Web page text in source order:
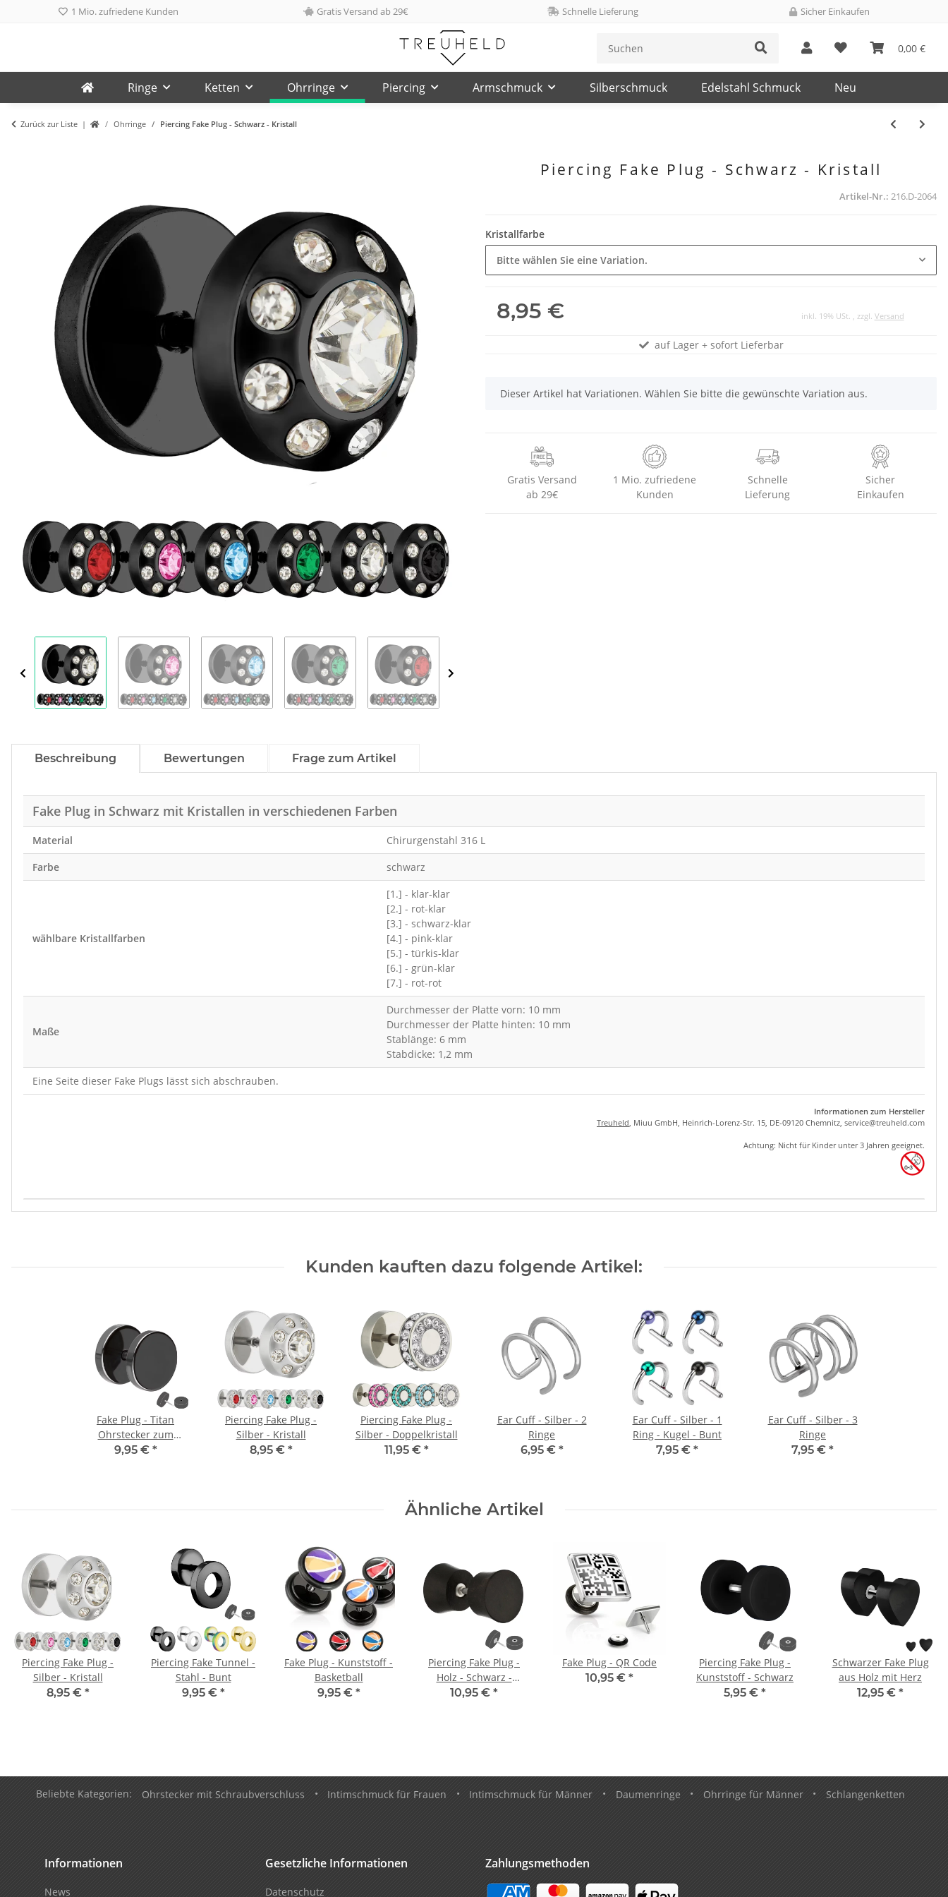
1 Mio. zufriedene Kunden Gratis Versand ab 29€ Schnelle Lieferung Sicher Einkaufen
0,00 €
Ringe Ketten Ohrringe Piercing Armschmuck Silberschmuck Edelstahl Schmuck Neu
Zurück zur Liste Ohrringe Piercing Fake Plug - Schwarz - Kristall
Piercing Fake Plug - Schwarz - Kristall
Artikel-Nr.: 216.D-2064
Kristallfarbe
Bitte wählen Sie eine Variation.
8,95 € inkl. 19% USt. , zzgl. Versand
auf Lager + sofort Lieferbar
x
Dieser Artikel hat Variationen. Wählen Sie bitte die gewünschte Variation aus.
Gratis Versand
ab 29€
1 Mio. zufriedene
Kunden
Schnelle
Lieferung
Sicher
Einkaufen
Beschreibung Bewertungen Frage zum Artikel
Fake Plug in Schwarz mit Kristallen in verschiedenen Farben
Material
Chirurgenstahl 316 L
Farbe
schwarz
wählbare Kristallfarben
[1.] - klar-klar
[2.] - rot-klar
[3.] - schwarz-klar
[4.] - pink-klar
[5.] - türkis-klar
[6.] - grün-klar
[7.] - rot-rot
Maße
Durchmesser der Platte vorn: 10 mm
Durchmesser der Platte hinten: 10 mm
Stablänge: 6 mm
Stabdicke: 1,2 mm
Eine Seite dieser Fake Plugs lässt sich abschrauben.
Informationen zum Hersteller
Treuheld, Miuu GmbH, Heinrich-Lorenz-Str. 15, DE-09120 Chemnitz, service@treuheld.com
Achtung: Nicht für Kinder unter 3 Jahren geeignet.
Produkteigenschaft
Wert
Kunden kauften dazu folgende Artikel:
Fake Plug - Titan
Ohrstecker zum
Schrauben - Schwarz
9,95 € *
Piercing Fake Plug -
Silber - Kristall
8,95 € *
Piercing Fake Plug -
Silber - Doppelkristall
11,95 € *
Ear Cuff - Silber - 2
Ringe
6,95 € *
Ear Cuff - Silber - 1
Ring - Kugel - Bunt
7,95 € *
Ear Cuff - Silber - 3
Ringe
7,95 € *
Ähnliche Artikel
Piercing Fake Plug -
Silber - Kristall
8,95 € *
Piercing Fake Tunnel -
Stahl - Bunt
9,95 € *
Fake Plug - Kunststoff -
Basketball
9,95 € *
Piercing Fake Plug -
Holz - Schwarz -
Konisch
10,95 € *
Fake Plug - QR Code
10,95 € *
Piercing Fake Plug -
Kunststoff - Schwarz
5,95 € *
Schwarzer Fake Plug
aus Holz mit Herz
12,95 € *
Beliebte Kategorien: Ohrstecker mit Schraubverschluss • Intimschmuck für Frauen • Intimschmuck für Männer • Daumenringe • Ohrringe für Männer • Schlangenketten
Informationen
News
Gesetzliche Informationen
Datenschutz
Zahlungsmethoden